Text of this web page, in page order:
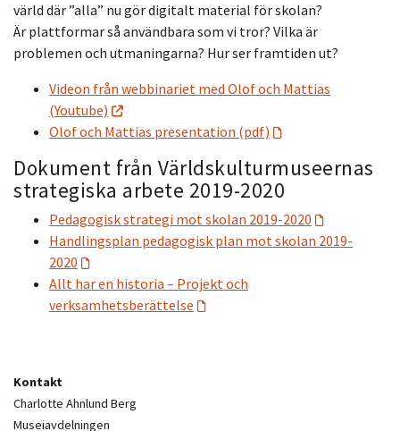
värld där ”alla” nu gör digitalt material för skolan?
Är plattformar så användbara som vi tror? Vilka är
problemen och utmaningarna? Hur ser framtiden ut?
Videon från webbinariet med Olof och Mattias
(Youtube)
Olof och Mattias presentation (pdf)
Dokument från Världskulturmuseernas
strategiska arbete 2019-2020
Pedagogisk strategi mot skolan 2019-2020
Handlingsplan pedagogisk plan mot skolan 2019-
2020
Allt har en historia – Projekt och
verksamhetsberättelse
Kontakt
Charlotte Ahnlund Berg
Museiavdelningen